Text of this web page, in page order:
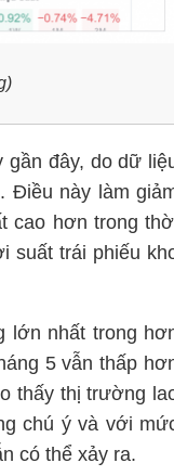
gần đây, do dữ
Điều này làm
cao hơn trong
suất trái phiếu
lớn nhất trong
5 vẫn thấp
thấy thị trường
chú ý và với
có thể xảy ra.